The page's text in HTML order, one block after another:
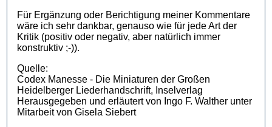
Für Ergänzung oder Berichtigung meiner Kommentare
wäre ich sehr dankbar, genauso wie für jede Art der
Kritik (positiv oder negativ, aber natürlich immer
konstruktiv ;-)).
Quelle:
Codex Manesse - Die Miniaturen der Großen
Heidelberger Liederhandschrift, Inselverlag
Herausgegeben und erläutert von Ingo F. Walther unter
Mitarbeit von Gisela Siebert